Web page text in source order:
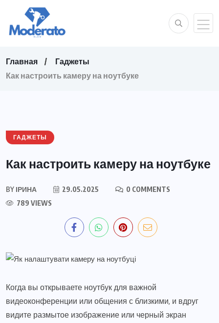
Главная
Гаджеты
Как настроить камеру на ноутбуке
ГАДЖЕТЫ
Как настроить камеру на ноутбуке
BY ІРИНА 29.05.2025
0 COMMENTS
789 VIEWS
Когда вы открываете ноутбук для важной
видеоконференции или общения с близкими, и вдруг
видите размытое изображение или черный экран